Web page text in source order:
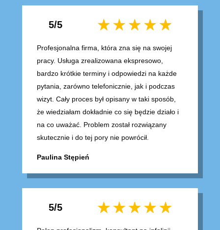
5/5
Profesjonalna firma, która zna się na swojej
pracy. Usługa zrealizowana ekspresowo,
bardzo krótkie terminy i odpowiedzi na każde
pytania, zarówno telefonicznie, jak i podczas
wizyt. Cały proces był opisany w taki sposób,
że wiedziałam dokładnie co się będzie działo i
na co uważać. Problem został rozwiązany
skutecznie i do tej pory nie powrócił.
Paulina Stępień
5/5